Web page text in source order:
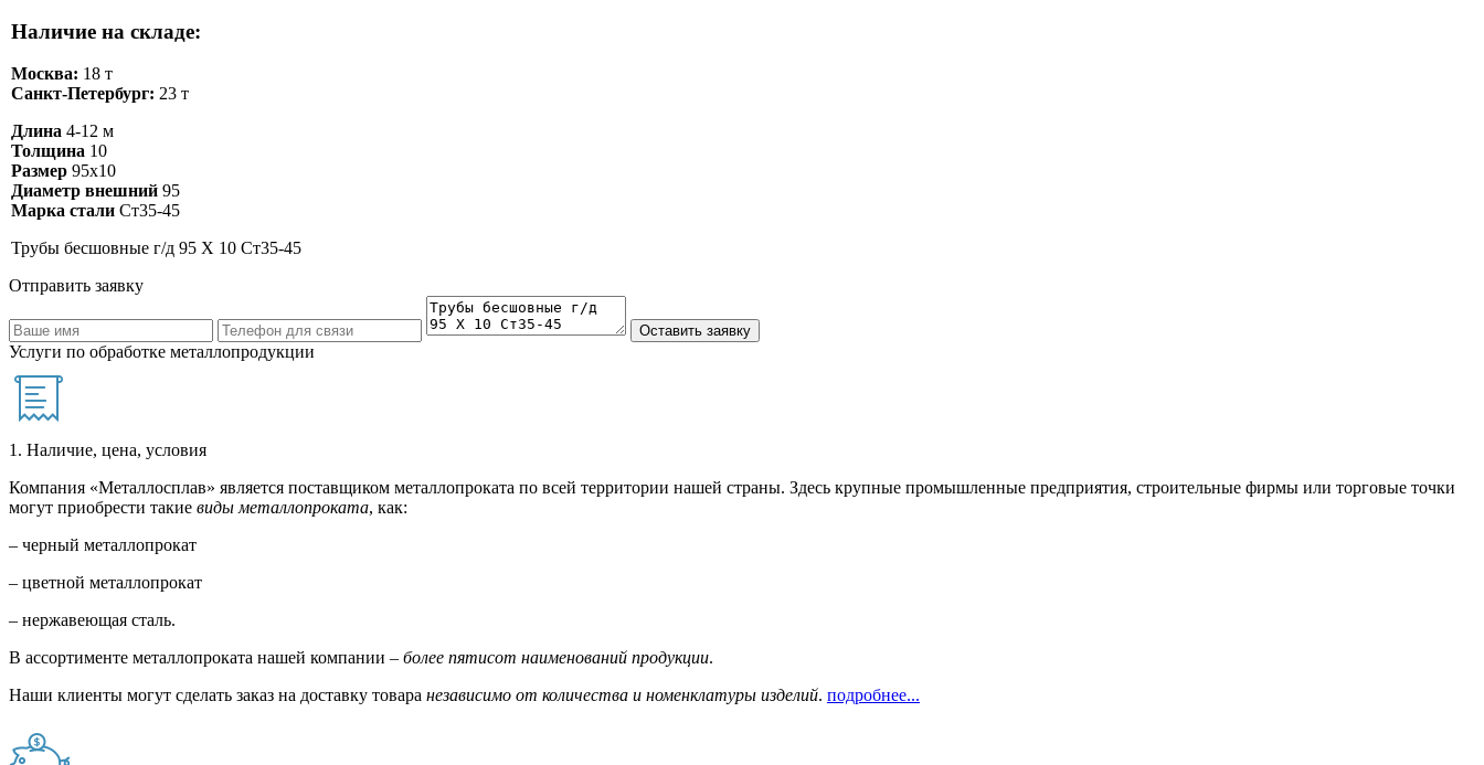
Наличие на складе:
Москва: 18 т
Санкт-Петербург: 23 т
Длина 4-12 м
Толщина 10
Размер 95х10
Диаметр внешний 95
Марка стали Ст35-45
Трубы бесшовные г/д 95 Х 10 Ст35-45
Отправить заявку
Услуги по обработке металлопродукции
1. Наличие, цена, условия
Компания «Металлосплав» является поставщиком металлопроката по всей территории нашей страны. Здесь крупные промышленные предприятия, строительные фирмы или торговые точки
могут приобрести такие виды металлопроката, как:
– черный металлопрокат
– цветной металлопрокат
– нержавеющая сталь.
В ассортименте металлопроката нашей компании – более пятисот наименований продукции.
Наши клиенты могут сделать заказ на доставку товара независимо от количества и номенклатуры изделий. подробнее...